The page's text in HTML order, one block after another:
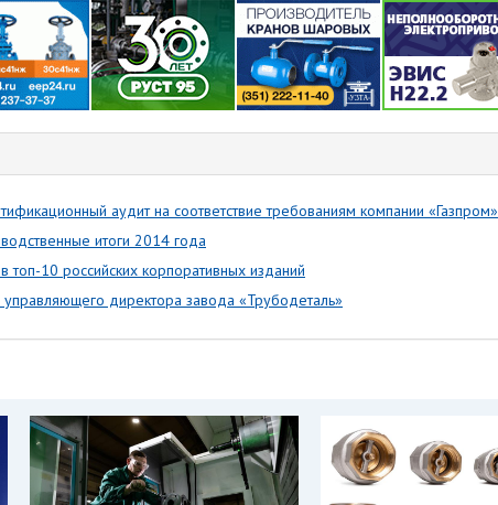
аудит на соответствие требованиям компании «Газпром»
итоги 2014 года
топ-10 российских корпоративных изданий
директора завода «Трубодеталь»